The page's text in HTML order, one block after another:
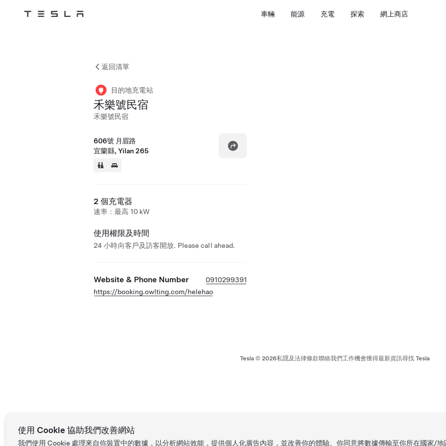
Tesla 車輛 能源 充電 探索 網上商店
返回清單
目的地充電站
禾樂號民宿
禾樂號民宿
606號 月眉路
宜蘭縣, Yilan 265
2 個充電器
速率：最高 10 kW
使用權限及時間
24 小時向客戶及訪客開放. Please call ahead.
Website & Phone Number
0910299391
https://booking.owlting.com/helehao
Tesla © 2026私隱及法律條款聯絡我們工作機會獲得最新資訊尋找 Tesla
使用 Cookie 協助我們改善網站
我們使用 Cookie 處理來自你裝置中的數據，以分析網站效能，提供個人化廣告內容，並改善你的體驗。你同意將數據傳輸至你所在國家/地